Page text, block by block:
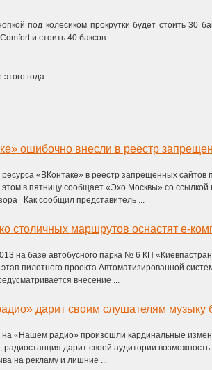
под колесиком прокрутки будет стоить 30
и стоить 40 баксов.
года.
ошибочно внесли в реестр
«ВКонтаке» в реестр запрещенных сайтов
в пятницу сообщает «Эхо Москвы» со ссылкой
Как сообщил представитель ...
столичных маршрутов оснастят е-
на базе автобусного парка № 6 КП
пилотного проекта Автоматизированной
внесение ...
дарит своим слушателям музыку
на «Нашем радио» произошли кардинальные
дарит своей аудитории
на рекламу и лишние ...